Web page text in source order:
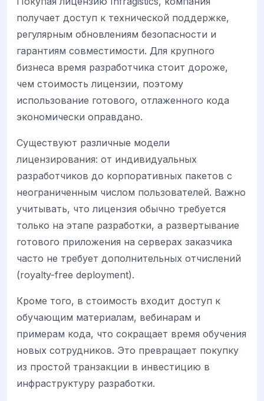
получает доступ к технической поддержке,
регулярным обновлениям безопасности и
гарантиям совместимости. Для крупного
бизнеса время разработчика стоит дороже,
чем стоимость лицензии, поэтому
использование готового, отлаженного кода
экономически оправдано.
Существуют различные модели
лицензирования: от индивидуальных
разработчиков до корпоративных пакетов с
неограниченным числом пользователей. Важно
учитывать, что лицензия обычно требуется
только на этапе разработки, а развертывание
готового приложения на серверах заказчика
часто не требует дополнительных отчислений
(royalty-free deployment).
Кроме того, в стоимость входит доступ к
обучающим материалам, вебинарам и
примерам кода, что сокращает время обучения
новых сотрудников. Это превращает покупку
из простой транзакции в инвестицию в
инфраструктуру разработки.